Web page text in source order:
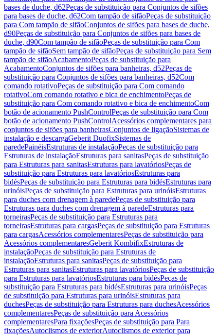
bases de duche, d62Peças de substituição para Conjuntos de sifões
para bases de duche, d62Com tampão de sifãoPeças de substituição
para Com tampão de sifãoConjuntos de sifões para bases de duche,
d90Peças de substituição para Conjuntos de sifões para bases de
duche, d90Com tampão de sifãoPeças de substituição para Com
tampão de sifãoSem tampão de sifãoPeças de substituição para Sem
tampão de sifãoAcabamentoPeças de substituição para
AcabamentoConjuntos de sifões para banheiras, d52Peças de
substituição para Conjuntos de sifões para banheiras, d52Com
comando rotativoPeças de substituição para Com comando
rotativoCom comando rotativo e bica de enchimentoPeças de
substituição para Com comando rotativo e bica de enchimentoCom
botão de acionamento PushControlPeças de substituição para Com
botão de acionamento PushControlAcessórios complementares para
conjuntos de sifões para banheirasConjuntos de ligaçãoSistemas de
instalação e descargaGeberit DuofixSistemas de
paredePainéisEstruturas de instalaçãoPeças de substituição para
Estruturas de instalaçãoEstruturas para sanitasPeças de substituição
para Estruturas para sanitasEstruturas para lavatóriosPeças de
substituição para Estruturas para lavatóriosEstruturas para
bidésPeças de substituição para Estruturas para bidésEstruturas para
urinóisPeças de substituição para Estruturas para urinóisEstruturas
para duches com drenagem à paredePeças de substituição para
Estruturas para duches com drenagem à paredeEstruturas para
torneirasPeças de substituição para Estruturas para
torneirasEstruturas para cargasPeças de substituição para Estruturas
para cargasAcessórios complementaresPeças de substituição para
Acessórios complementaresGeberit KombifixEstruturas de
instalaçãoPeças de substituição para Estruturas de
instalaçãoEstruturas para sanitasPeças de substituição para
Estruturas para sanitasEstruturas para lavatóriosPeças de substituição
para Estruturas para lavatóriosEstruturas para bidésPeças de
substituição para Estruturas para bidésEstruturas para urinóisPeças
de substituição para Estruturas para urinóisEstruturas para
duchesPeças de substituição para Estruturas para duchesAcessórios
complementaresPeças de substituição para Acessórios
complementaresPara fixaçõesPeças de substituição para Para
fixaçõesAutoclismos de exteriorAutoclismos de exterior para